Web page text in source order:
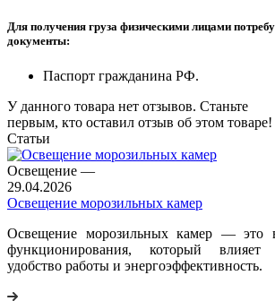
Для получения груза физическими лицами
документы:
Паспорт гражданина РФ.
У данного товара нет отзывов. Станьте
первым, кто оставил отзыв об этом товаре!
Статьи
Освещение —
29.04.2026
Освещение морозильных камер
Освещение морозильных камер — это
функционирования, который влияет
удобство работы и энергоэффективность.